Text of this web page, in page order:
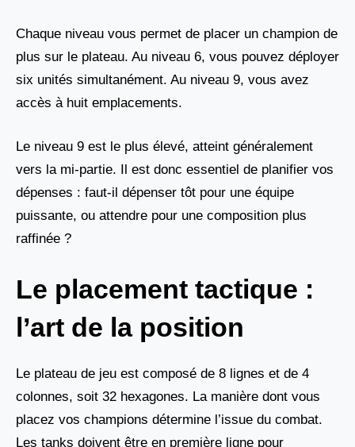
Chaque niveau vous permet de placer un champion de
plus sur le plateau. Au niveau 6, vous pouvez déployer
six unités simultanément. Au niveau 9, vous avez
accès à huit emplacements.
Le niveau 9 est le plus élevé, atteint généralement
vers la mi-partie. Il est donc essentiel de planifier vos
dépenses : faut-il dépenser tôt pour une équipe
puissante, ou attendre pour une composition plus
raffinée ?
Le placement tactique :
l’art de la position
Le plateau de jeu est composé de 8 lignes et de 4
colonnes, soit 32 hexagones. La manière dont vous
placez vos champions détermine l’issue du combat.
Les tanks doivent être en première ligne pour